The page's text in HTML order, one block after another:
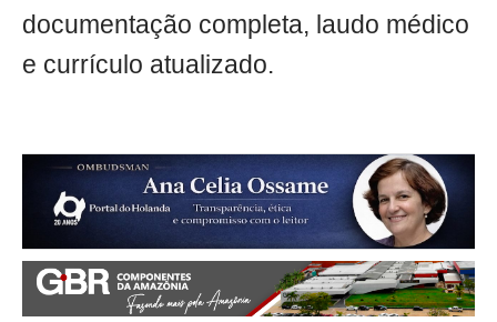
documentação completa, laudo médico
e currículo atualizado.